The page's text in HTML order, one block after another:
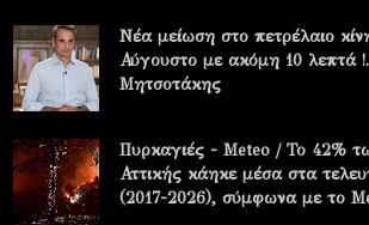
Νέα μείωση στο πετρέλαιο
Αύγουστο με ακόμη 10 λεπτά
Μητσοτάκης
Πυρκαγιές - Meteo / Το 42%
Αττικής κάηκε μέσα στα
(2017-2026), σύμφωνα με το